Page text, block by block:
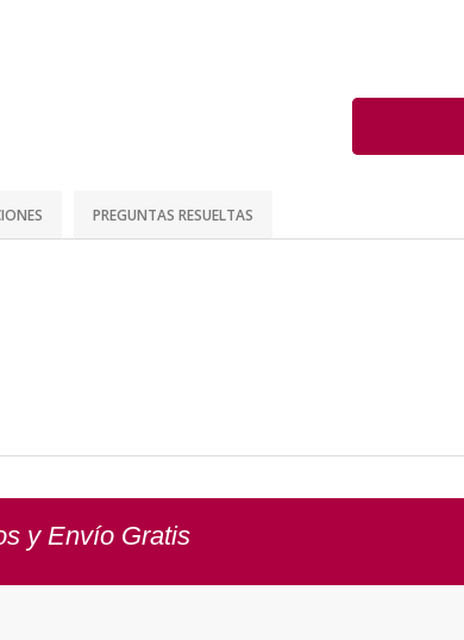
PREGUNTAS RESUELTAS
y Envío Gratis